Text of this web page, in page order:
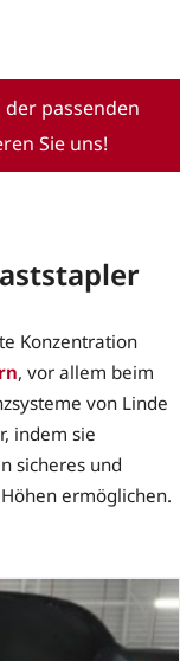
passenden
Sie uns!
Konzentration
, vor allem beim
von Linde
indem sie
sicheres und
ermöglichen.